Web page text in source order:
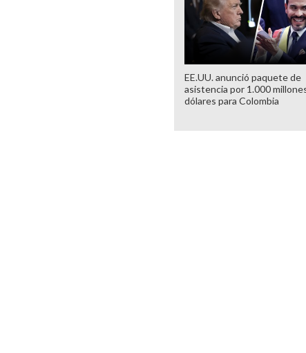
EE.UU. anunció paquete de
asistencia por 1.000
dólares para Colombia